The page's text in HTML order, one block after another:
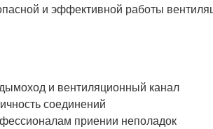
и эффективной работы
и вентиляционный канал
соединений
приении неполадок